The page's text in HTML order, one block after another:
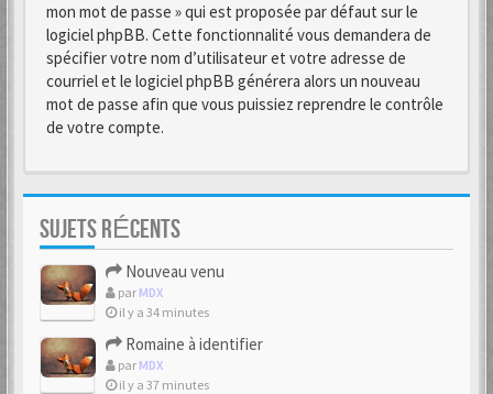
mon mot de passe » qui est proposée par défaut sur le
logiciel phpBB. Cette fonctionnalité vous demandera de
spécifier votre nom d’utilisateur et votre adresse de
courriel et le logiciel phpBB générera alors un nouveau
mot de passe afin que vous puissiez reprendre le contrôle
de votre compte.
SUJETS RÉCENTS
Nouveau venu
par MDX
il y a 34 minutes
Romaine à identifier
par MDX
il y a 37 minutes